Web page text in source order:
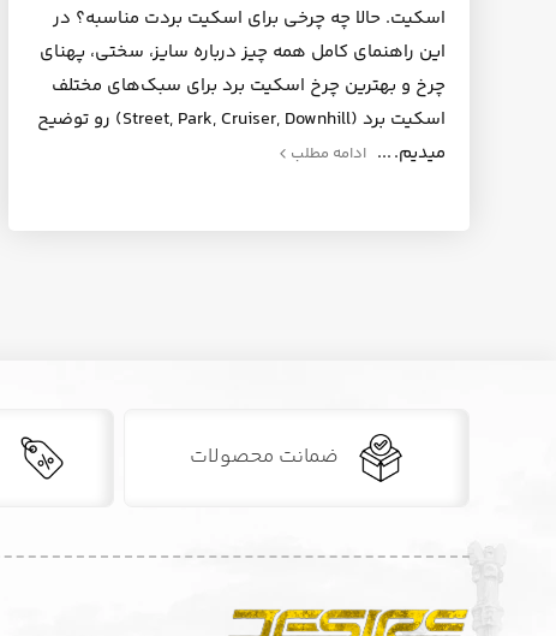
اسکیت. حالا چه چرخی برای اسکیت بردت مناسبه؟ در
این راهنمای کامل همه چیز درباره سایز، سختی، پهنای
چرخ و بهترین چرخ اسکیت برد برای سبک‌های مختلف
اسکیت برد (Street, Park, Cruiser, Downhill) رو توضیح
میدیم.
ادامه مطلب
ضمانت محصولات